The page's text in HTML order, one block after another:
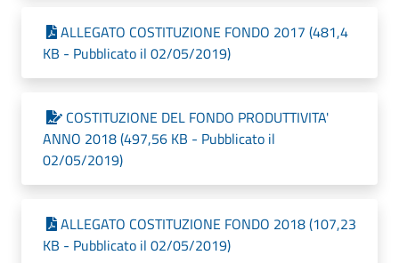
ALLEGATO COSTITUZIONE FONDO 2017 (481,4
KB - Pubblicato il 02/05/2019)
COSTITUZIONE DEL FONDO PRODUTTIVITA'
ANNO 2018 (497,56 KB - Pubblicato il
02/05/2019)
ALLEGATO COSTITUZIONE FONDO 2018 (107,23
KB - Pubblicato il 02/05/2019)